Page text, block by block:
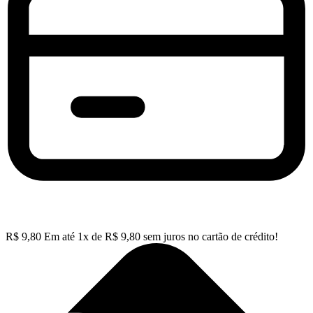
R$ 9,80 Em até 1x de R$ 9,80 sem juros no cartão de crédito!